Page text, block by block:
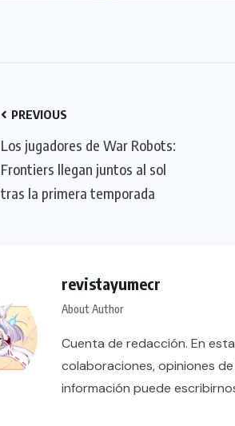
PREVIOUS
Los jugadores de War Robots:
Frontiers llegan juntos al sol
tras la primera temporada
revistayumecr
About Author
Cuenta de redacción. En
colaboraciones, opiniones
información puede